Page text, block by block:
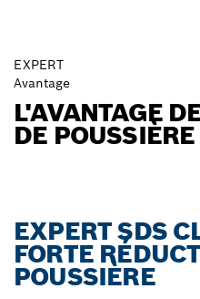
EXPERT
Avantage
L'AVANTAGE
DE POUSSIÈRE
EXPERT SDS
FORTE
POUSSIÈRE